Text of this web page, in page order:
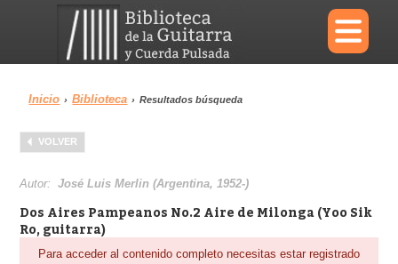
×
Menu
Biblioteca
Inicio › Biblioteca › Resultados búsqueda
VOLVER
Autor:José Luis Merlin (Argentina, 1952-)
Dos Aires Pampeanos No.2 Aire de Milonga (Yoo Sik
Ro, guitarra)
Para acceder al contenido completo necesitas estar registrado